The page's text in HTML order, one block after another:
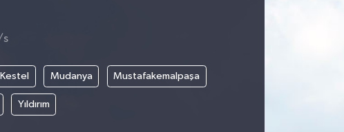
s
Kestel Mudanya Mustafakemalpaşa
Yıldırım